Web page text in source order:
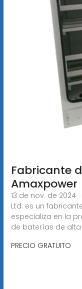
Fabricante
Amaxpower
13 de nov. de 2024
Ltd. es un
especializa en la
de baterías de
PRECIO GRATUITO